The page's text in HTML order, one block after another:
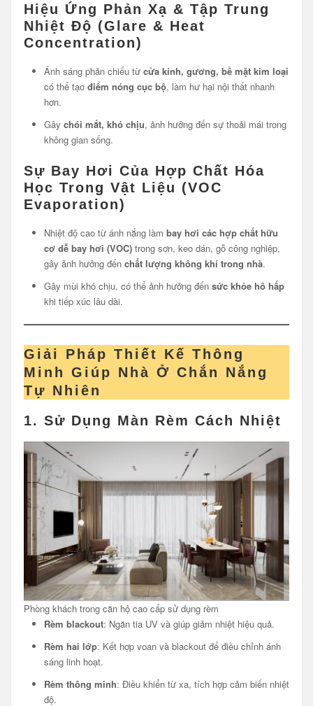
Hiệu Ứng Phản Xạ & Tập Trung
Nhiệt Độ (Glare & Heat
Concentration)
Ánh sáng phản chiếu từcửa kính, gương, bề mặt kim loại
có thể tạođiểm nóng cục bộ, làm hư hại nội thất nhanh
hơn.
Gâychói mắt, khó chịu, ảnh hưởng đến sự thoải mái trong
không gian sống.
Sự Bay Hơi Của Hợp Chất Hóa
Học Trong Vật Liệu (VOC
Evaporation)
Nhiệt độ cao từ ánh nắng làmbay hơi các hợp chất hữu
cơ dễ bay hơi (VOC) trong sơn, keo dán, gỗ công nghiệp,
gây ảnh hưởng đếnchất lượng không khí trong nhà.
Gây mùi khó chịu, có thể ảnh hưởng đếnsức khỏe hô hấp
khi tiếp xúc lâu dài.
Giải Pháp Thiết Kế Thông
Minh Giúp Nhà Ở Chắn Nắng
Tự Nhiên
1. Sử Dụng Màn Rèm Cách Nhiệt
Phòng khách trong căn hộ cao cấp sử dụng rèm
Rèm blackout: Ngăn tia UV và giúp giảm nhiệt hiệu quả.
Rèm hai lớp: Kết hợp voan và blackout để điều chỉnh ánh
sáng linh hoạt.
Rèm thông minh: Điều khiển từ xa, tích hợp cảm biến nhiệt
độ.